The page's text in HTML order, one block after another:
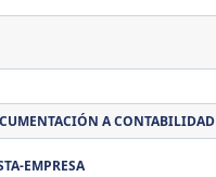
A CONTABILIDAD
EMPRESA